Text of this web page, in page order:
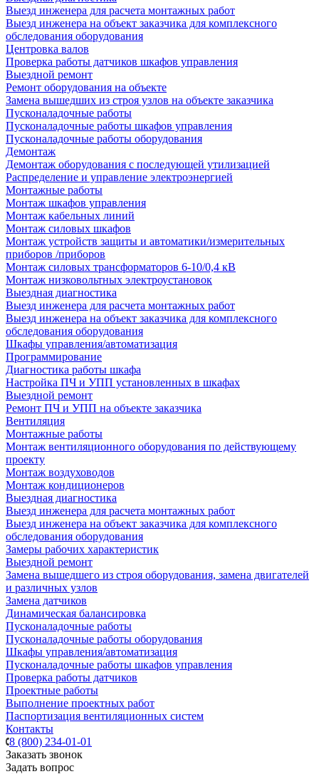
Выезд инженера для расчета монтажных работ
Выезд инженера на объект заказчика для комплексного
обследования оборудования
Центровка валов
Проверка работы датчиков шкафов управления
Выездной ремонт
Ремонт оборудования на объекте
Замена вышедших из строя узлов на объекте заказчика
Пусконаладочные работы
Пусконаладочные работы шкафов управления
Пусконаладочные работы оборудования
Демонтаж
Демонтаж оборудования с последующей утилизацией
Распределение и управление электроэнергией
Монтажные работы
Монтаж шкафов управления
Монтаж кабельных линий
Монтаж силовых шкафов
Монтаж устройств защиты и автоматики/измерительных
приборов /приборов
Монтаж силовых трансформаторов 6-10/0,4 кВ
Монтаж низковольтных электроустановок
Выездная диагностика
Выезд инженера для расчета монтажных работ
Выезд инженера на объект заказчика для комплексного
обследования оборудования
Шкафы управления/автоматизация
Программирование
Диагностика работы шкафа
Настройка ПЧ и УПП установленных в шкафах
Выездной ремонт
Ремонт ПЧ и УПП на объекте заказчика
Вентиляция
Монтажные работы
Монтаж вентиляционного оборудования по действующему
проекту
Монтаж воздуховодов
Монтаж кондиционеров
Выездная диагностика
Выезд инженера для расчета монтажных работ
Выезд инженера на объект заказчика для комплексного
обследования оборудования
Замеры рабочих характеристик
Выездной ремонт
Замена вышедшего из строя оборудования, замена двигателей
и различных узлов
Замена датчиков
Динамическая балансировка
Пусконаладочные работы
Пусконаладочные работы оборудования
Шкафы управления/автоматизация
Пусконаладочные работы шкафов управления
Проверка работы датчиков
Проектные работы
Выполнение проектных работ
Паспортизация вентиляционных систем
Контакты
8 (800) 234-01-01
Заказать звонок
Задать вопрос